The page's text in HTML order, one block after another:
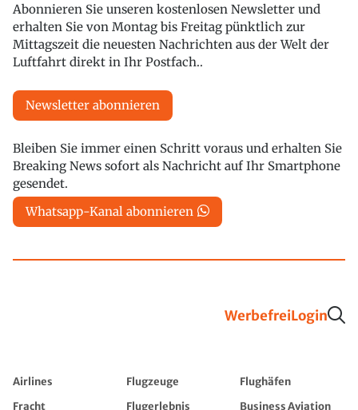
Abonnieren Sie unseren kostenlosen Newsletter und
erhalten Sie von Montag bis Freitag pünktlich zur
Mittagszeit die neuesten Nachrichten aus der Welt der
Luftfahrt direkt in Ihr Postfach..
Newsletter abonnieren
Bleiben Sie immer einen Schritt voraus und erhalten Sie
Breaking News sofort als Nachricht auf Ihr Smartphone
gesendet.
Whatsapp-Kanal abonnieren
WerbefreiLogin
Airlines Flugzeuge
Flughäfen
Fracht
Flugerlebnis
Business Aviation